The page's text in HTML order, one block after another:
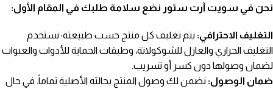
نحن في سويت آرت ستور نضع سلامة طلبك في المقام الأول:
التغليف الاحترافي: يتم تغليف كل منتج حسب طبيعته؛ نستخدم
التغليف الحراري والعازل للشوكولاتة، وطبقات الحماية للأدوات والعبوات
لضمان وصولها دون كسر أو تسريب.
ضمان الوصول: نضمن لك وصول المنتج بحالته الأصلية تماماً. في حال